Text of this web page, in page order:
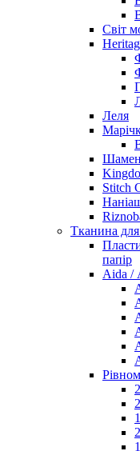
Світ
Леля
Stitch
Тканина
папір
Aida /